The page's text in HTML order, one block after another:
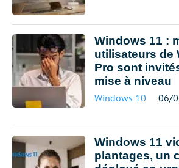
Windows 11 :
utilisateurs de
Pro sont
mise à niveau
Windows 10 06/
Windows 11
plantages, un